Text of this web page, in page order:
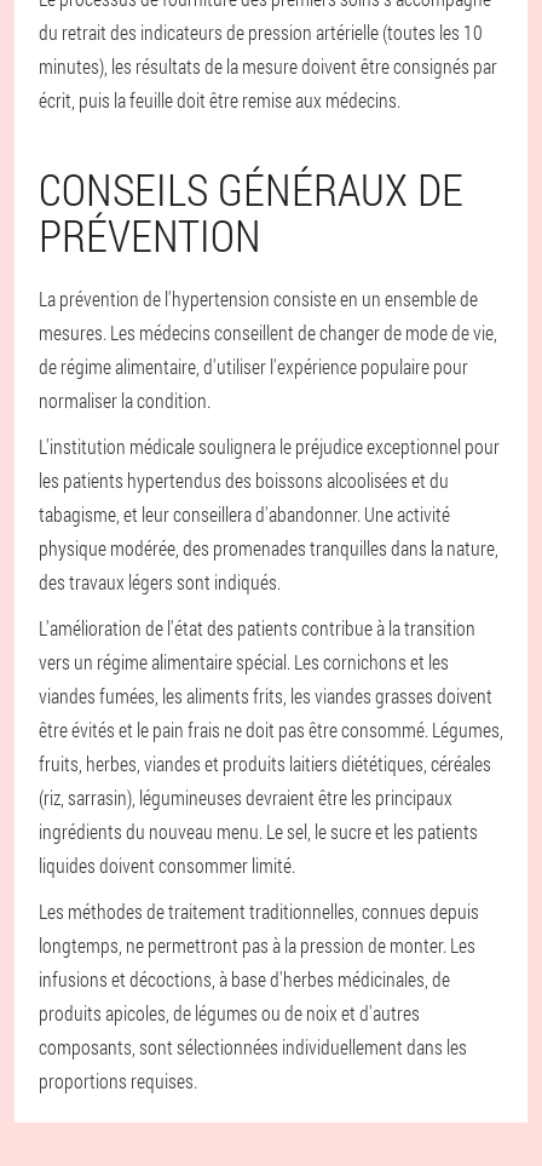
du retrait des indicateurs de pression artérielle (toutes les 10
minutes), les résultats de la mesure doivent être consignés par
écrit, puis la feuille doit être remise aux médecins.
CONSEILS GÉNÉRAUX DE
PRÉVENTION
La prévention de l'hypertension consiste en un ensemble de
mesures. Les médecins conseillent de changer de mode de vie,
de régime alimentaire, d'utiliser l'expérience populaire pour
normaliser la condition.
L'institution médicale soulignera le préjudice exceptionnel pour
les patients hypertendus des boissons alcoolisées et du
tabagisme, et leur conseillera d'abandonner. Une activité
physique modérée, des promenades tranquilles dans la nature,
des travaux légers sont indiqués.
L'amélioration de l'état des patients contribue à la transition
vers un régime alimentaire spécial. Les cornichons et les
viandes fumées, les aliments frits, les viandes grasses doivent
être évités et le pain frais ne doit pas être consommé. Légumes,
fruits, herbes, viandes et produits laitiers diététiques, céréales
(riz, sarrasin), légumineuses devraient être les principaux
ingrédients du nouveau menu. Le sel, le sucre et les patients
liquides doivent consommer limité.
Les méthodes de traitement traditionnelles, connues depuis
longtemps, ne permettront pas à la pression de monter. Les
infusions et décoctions, à base d'herbes médicinales, de
produits apicoles, de légumes ou de noix et d'autres
composants, sont sélectionnées individuellement dans les
proportions requises.